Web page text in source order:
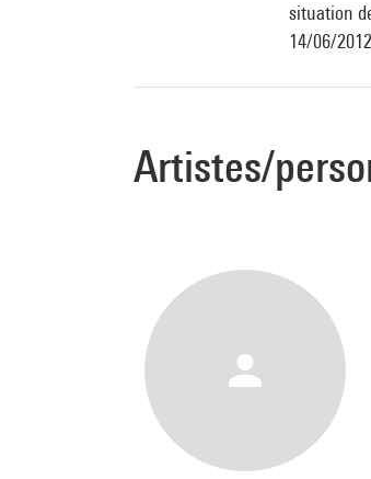
situation
14/06/2012
Artistes/